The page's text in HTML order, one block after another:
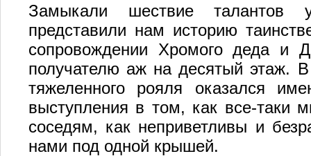
Замыкали шествие талантов
представили нам историю
сопровождении Хромого деда и
получателю аж на десятый этаж. В
тяжеленного рояля оказался
выступления в том, как все-
соседям, как неприветливы и
нами под одной крышей.